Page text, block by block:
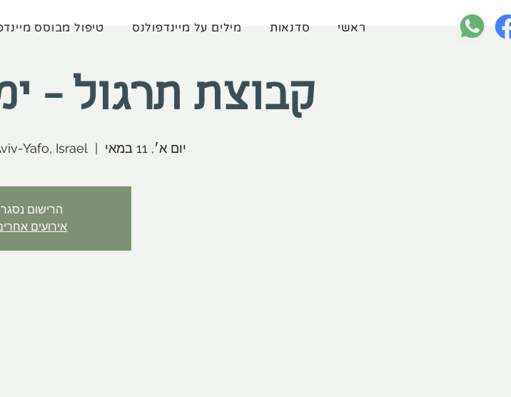
ראשי סדנאות מילים על מיינדפולנס טיפול מבוסס
קבוצת תרגול -
יום א׳, 11 במאי Yafo, Israel
הרישום נסגר
אירועים